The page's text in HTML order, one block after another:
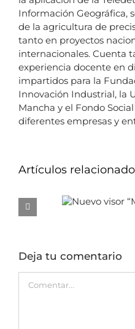
Información Geográfica,
de la agricultura de
tanto en proyectos
internacionales. Cuenta
experiencia docente en
impartidos para la
Innovación Industrial, la
Mancha y el Fondo
diferentes empresas y
Artículos
Ocean
Deja tu comentario